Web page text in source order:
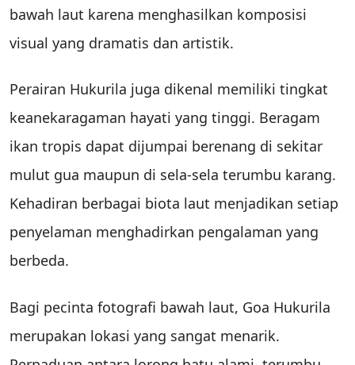
bawah laut karena menghasilkan komposisi
visual yang dramatis dan artistik.
Perairan Hukurila juga dikenal memiliki tingkat
keanekaragaman hayati yang tinggi. Beragam
ikan tropis dapat dijumpai berenang di sekitar
mulut gua maupun di sela-sela terumbu karang.
Kehadiran berbagai biota laut menjadikan setiap
penyelaman menghadirkan pengalaman yang
berbeda.
Bagi pecinta fotografi bawah laut, Goa Hukurila
merupakan lokasi yang sangat menarik.